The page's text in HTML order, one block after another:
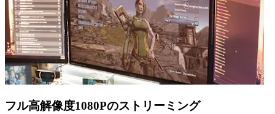
フル高解像度1080Pのストリーミング